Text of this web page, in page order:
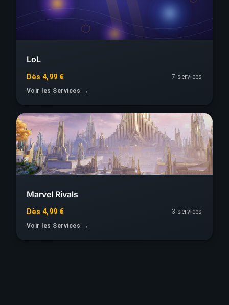
LoL
Dès 4,99 €
7 services
Voir les Services →
Marvel Rivals
Dès 4,99 €
3 services
Voir les Services →